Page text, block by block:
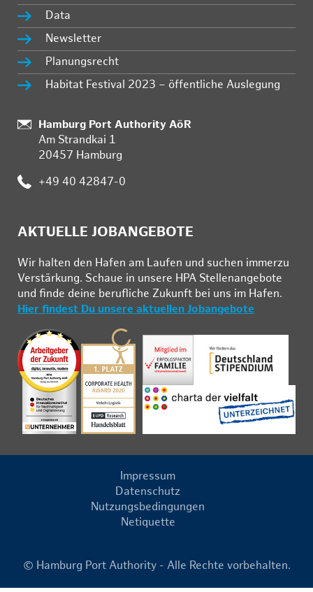
Data
Newsletter
Planungsrecht
Habitat Festival 2023 – öffentliche Auslegung
Standort:
Hamburg Port Authority AöR
Am Strandkai 1
20457 Hamburg
Telefon:
+49 40 42847-0
AKTUELLE JOBANGEBOTE
Wir hal­ten den Ha­fen am Lau­fen und su­chen im­mer­zu
Ver­stär­kung. Schau­e in un­se­re HPA Stel­len­an­ge­bo­te
und fin­de deine be­ruf­li­che Zu­kunft bei uns im Ha­fen.
Hier findest Du unsere aktuellen Jobangebote
Impressum
Datenschutz
Nutzungsbedingungen
Netiquette
© Hamburg Port Authority - Alle Rechte vorbehalten.